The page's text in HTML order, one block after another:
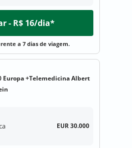
- R$ 16/dia*
a 7 dias de viagem.
Europa +Telemedicina Albert
EUR 30.000